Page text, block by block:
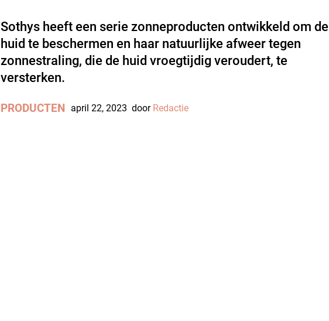
Sothys heeft een serie zonneproducten ontwikkeld om de
huid te beschermen en haar natuurlijke afweer tegen
zonnestraling, die de huid vroegtijdig veroudert, te
versterken.
PRODUCTEN april 22, 2023 door Redactie